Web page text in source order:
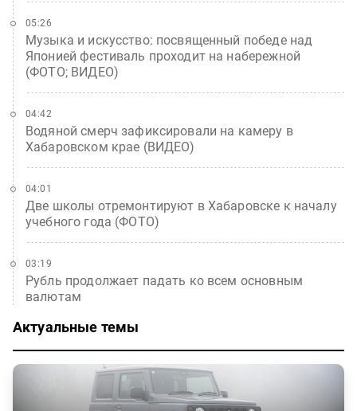
Музыка и искусство: посвященный победе над
Японией фестиваль проходит на набережной
(ФОТО; ВИДЕО)
05:26
Водяной смерч зафиксировали на камеру в
Хабаровском крае (ВИДЕО)
04:42
Две школы отремонтируют в Хабаровске к началу
учебного года (ФОТО)
04:01
Рубль продолжает падать ко всем основным
валютам
03:19
Актуальные темы